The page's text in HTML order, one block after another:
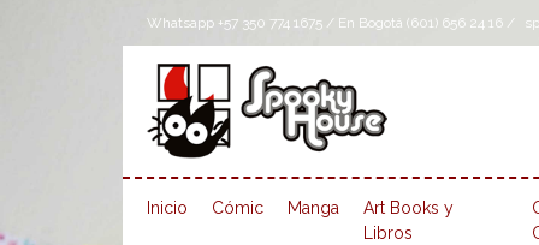
Whatsapp +57 350 774 1675 / En Bogotá (601) 656 24 16 /
Inicio Cómic Manga
Art Books y
Libros